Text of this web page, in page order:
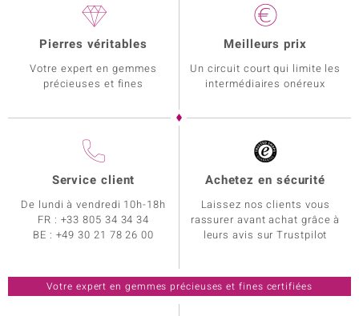
Pierres véritables
Votre expert en gemmes
précieuses et fines
Meilleurs prix
Un circuit court qui limite les
intermédiaires onéreux
Service client
De lundi à vendredi 10h-18h
FR : +33 805 34 34 34
BE : +49 30 21 78 26 00
Achetez en sécurité
Laissez nos clients vous
rassurer avant achat grâce à
leurs avis sur Trustpilot
Votre expert en gemmes précieuses et fines certifiées